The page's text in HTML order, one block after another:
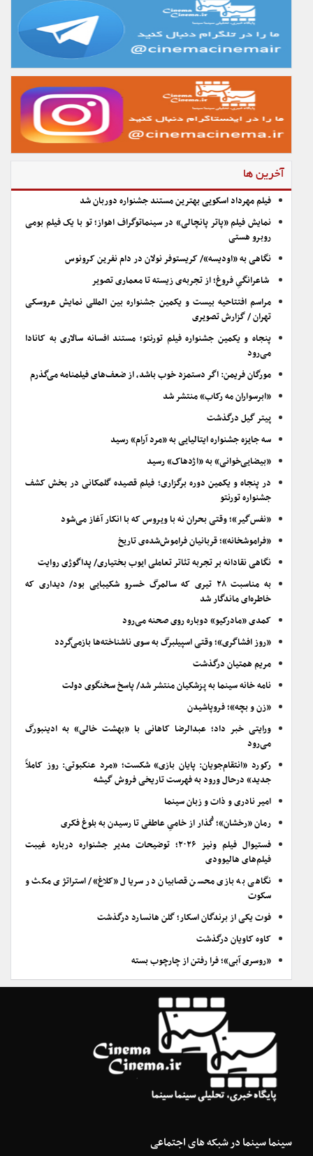
آخرین ها
فیلم مهرداد اسکویی بهترین مستند جشنواره دوربان شد
نمایش فیلم «پاتر پانچالی» در سینماتوگراف اهواز؛ تو با یک فیلم بومی
روبرو هستی
نگاهی به «اودیسه»/ کریستوفر نولان در دام نفرین کرونوس
شاعرانگیِ فروغ؛ از تجربه‌ی زیسته تا معماری تصویر
مراسم افتتاحیه بیست و یکمین جشنواره بین المللی نمایش عروسکی
تهران / گزارش تصویری
پنجاه و یکمین جشنواره فیلم تورنتو؛ مستند افسانه سالاری به کانادا
می‌رود
مورگان فریمن: اگر دستمزد خوب باشد، از ضعف‌های فیلمنامه می‌گذرم
«ابرسواران مه رکاب» منتشر شد
پیتر گیل درگذشت
سه جایزه جشنواره ایتالیایی به «مرد آرام» رسید
«بیضایی‌خوانی» به «اژدهاک» رسید
در پنجاه و یکمین دوره برگزاری؛ فیلم قصیده گلمکانی در بخش کشف
جشنواره تورنتو
«نفس‌گیر»؛ وقتی بحران نه با ویروس که با انکار آغاز می‌شود
«فراموشخانه»؛ قربانیان فراموش‌شده‌ی تاریخ
نگاهی نقادانه بر تجربه تئاتر تعاملی ایوب بختیاری/ پداگوژی روایت
به مناسبت ۲۸ تیری که سالمرگ خسرو شکیبایی بود/ دیداری که
خاطره‌ای ماندگار شد
کمدی «مادرکیو» دوباره روی صحنه می‌رود
«روز افشاگری»؛ وقتی اسپیلبرگ به سوی ناشناخته‌ها بازمی‌گردد
مریم همتیان درگذشت
نامه خانه سینما به پزشکیان منتشر شد/ پاسخ سخنگوی دولت
«زن و بچه»؛ فروپاشیدن
ورایتی خبر داد؛ عبدالرضا کاهانی با «بهشت خالی» به ادینبورگ
می‌رود
رکورد «انتقام‌جویان: پایان بازی» شکست؛ «مرد عنکبوتی: روز کاملاً
جدید» درحال ورود به فهرست تاریخی فروش گیشه
امیر نادری و ذات و زبان سینما
رمان «رخشان»؛ گُذار از خامیِ عاطفی تا رسیدن به بلوغ فکری
فستیوال فیلم ونیز ۲۰۲۶؛ توضیحات مدیر جشنواره درباره غیبت
فیلم‌های هالیوودی
نگاهی به بازی محسن قصابیان در سریال «کلاغ»/ استراتژی مکث و
سکوت
فوت یکی از برندگان اسکار؛ گلن هانسارد درگذشت
کاوه کاویان درگذشت
«روسری آبی»؛ فرا رفتن از چارچوب بسته
سینما سینما در شبکه های اجتماعی